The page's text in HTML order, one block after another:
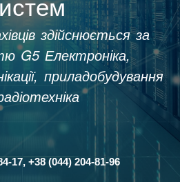
здійснюється за
G5 Електроніка,
приладобудування
17, +38 (044) 204-81-96